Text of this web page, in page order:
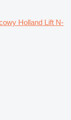
Holland Lift N-